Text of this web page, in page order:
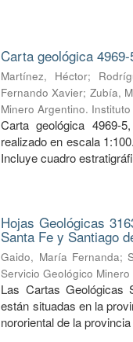
Carta geológica
Martínez, Héctor;
Fernando Xavier; Zubía,
Minero Argentino.
Carta geológica 4969-
realizado en escala
Incluye cuadro
Hojas Geológicas
Santa Fe y Santiago
Gaido, María Fernanda;
Servicio Geológico
Las Cartas Geológicas
están situadas en la
nororiental de la